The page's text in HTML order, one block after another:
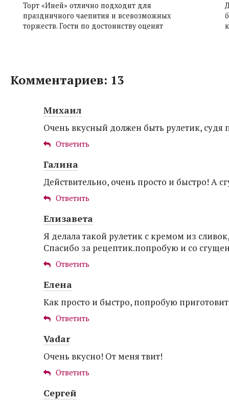
Торт «Иней» отлично подходит для
праздничного чаепития и всевозможных
торжеств. Гости по достоинству оценят
Комментариев: 13
Михаил
Очень вкусный должен быть рулетик, судя
Ответить
Галина
Действительно, очень просто и быстро! А
Ответить
Елизавета
Я делала такой рулетик с кремом из
Спасибо за рецептик.попробую и со
Ответить
Елена
Как просто и быстро, попробую
Ответить
Vadar
Очень вкусно! От меня твит!
Ответить
Сергей